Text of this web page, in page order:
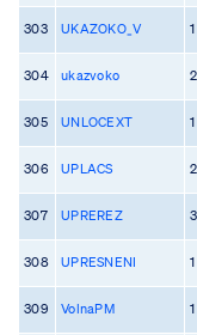
303 UKAZOKO_V 1
304 ukazvoko 2
305 UNLOCEXT 1
306 UPLACS 2
307 UPREREZ 3
308 UPRESNENI 1
309 VolnaPM 1